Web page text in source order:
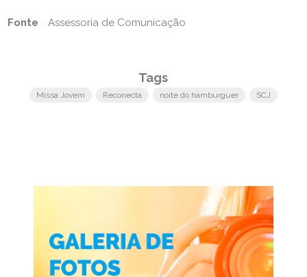
Fonte Assessoria de Comunicação
Tags
Missa Jovem Reconecta noite do hamburguer SCJ